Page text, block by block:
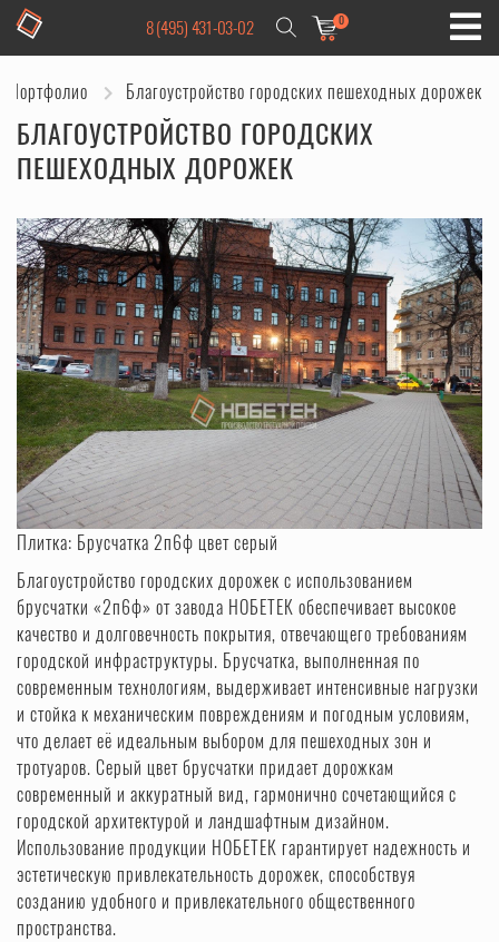
8 (495) 431-03-02 0
Портфолио Благоустройство городских пешеходных дорожек
БЛАГОУСТРОЙСТВО ГОРОДСКИХ
ПЕШЕХОДНЫХ ДОРОЖЕК
Плитка: Брусчатка 2п6ф цвет серый
Благоустройство городских дорожек с использованием
брусчатки «2п6ф» от завода НОБЕТЕК обеспечивает высокое
качество и долговечность покрытия, отвечающего требованиям
городской инфраструктуры. Брусчатка, выполненная по
современным технологиям, выдерживает интенсивные нагрузки
и стойка к механическим повреждениям и погодным условиям,
что делает её идеальным выбором для пешеходных зон и
тротуаров. Серый цвет брусчатки придает дорожкам
современный и аккуратный вид, гармонично сочетающийся с
городской архитектурой и ландшафтным дизайном.
Использование продукции НОБЕТЕК гарантирует надежность и
эстетическую привлекательность дорожек, способствуя
созданию удобного и привлекательного общественного
пространства.